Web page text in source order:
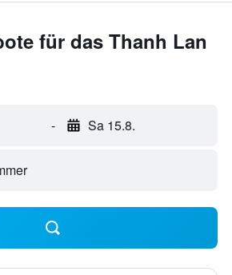
für das Thanh Lan
- Sa 15.8.